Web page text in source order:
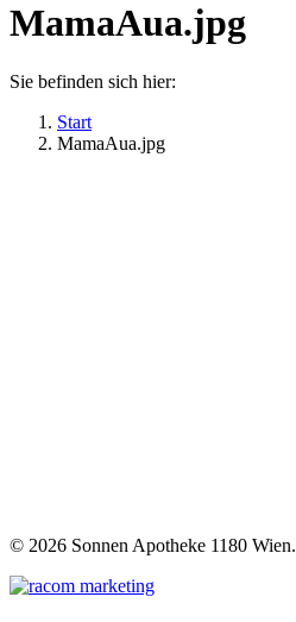
MamaAua.jpg
Sie befinden sich hier:
Start
MamaAua.jpg
© 2026 Sonnen Apotheke 1180 Wien.